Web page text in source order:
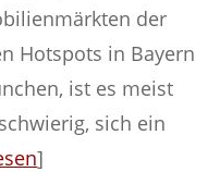
der
Hotspots in Bayern
ist es meist
sich ein
]